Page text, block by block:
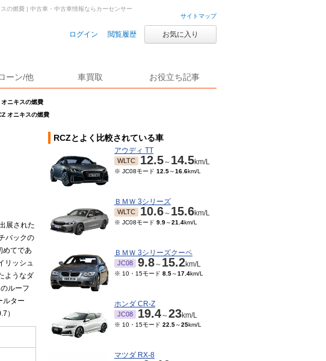
サイトマップ
ログイン 閲覧履歴 お気に入り
ーン/他 車買取 お役立ち記事
オニキスの燃費
オニキスの燃費
の燃費 | 中古車・中古車情報ならカーセンサー
展された
バックの
めてであ
リッシュ
ようなダ
ルーフ
ルター
）
RCZとよく比較されている車
アウディ TT
WLTC 12.5～ 14.5km/L
※ JC08モード 12.5～16.6km/L
ＢＭＷ 3シリーズ
WLTC 10.6～ 15.6km/L
※ JC08モード 9.9～21.4km/L
ＢＭＷ 3シリーズクーペ
JC08 9.8～ 15.2km/L
※ 10・15モード 8.5～17.4km/L
ホンダ CR-Z
JC08 19.4～23km/L
※ 10・15モード 22.5～25km/L
マツダ RX-8